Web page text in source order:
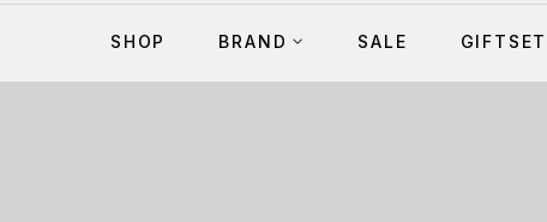
SHOP BRAND SALE GIFTSET